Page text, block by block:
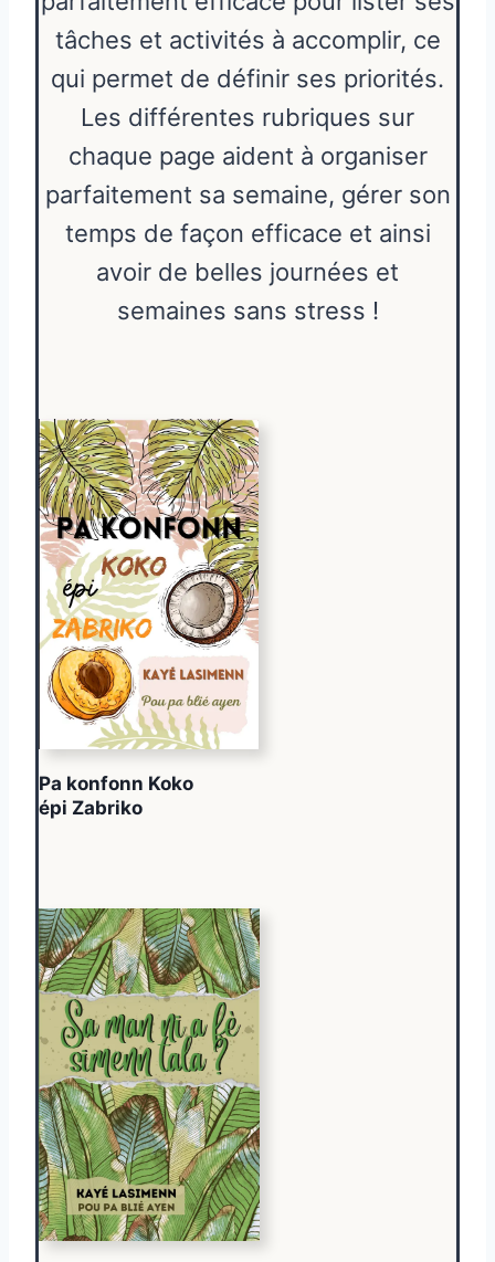
tâches et activités à accomplir, ce
qui permet de définir ses priorités.
Les différentes rubriques sur
chaque page aident à organiser
parfaitement sa semaine, gérer son
temps de façon efficace et ainsi
avoir de belles journées et
semaines sans stress !
Pa konfonn Koko
épi Zabriko